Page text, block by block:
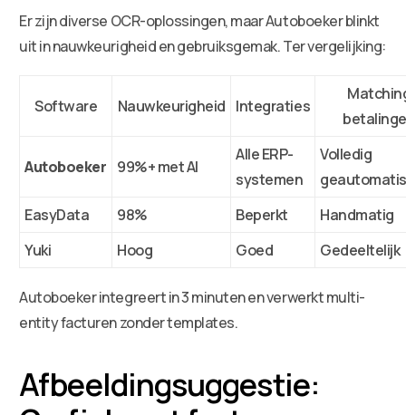
Er zijn diverse OCR-oplossingen, maar Autoboeker blinkt
uit in nauwkeurigheid en gebruiksgemak. Ter vergelijking:
Software Nauwkeurigheid Integraties
Autoboeker 99%+ met AI
Alle ERP-
systemen
Volledig
EasyData
98% Beperkt
Handmatig
Yuki
Hoog Goed Gedeeltelijk
Autoboeker integreert in 3 minuten en verwerkt multi-
entity facturen zonder templates.
Afbeeldingsuggestie: